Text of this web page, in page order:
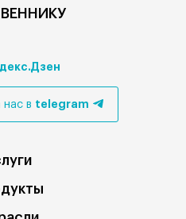
нас в telegram